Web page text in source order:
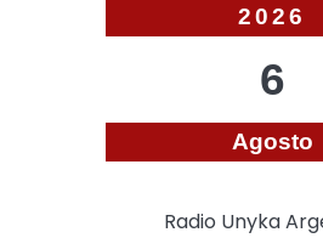
2026
6
Agosto
Radio Unyka